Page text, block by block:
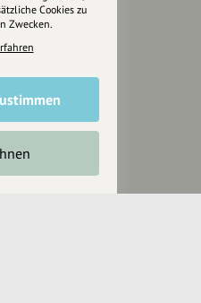
Cookies zu
Zwecken.